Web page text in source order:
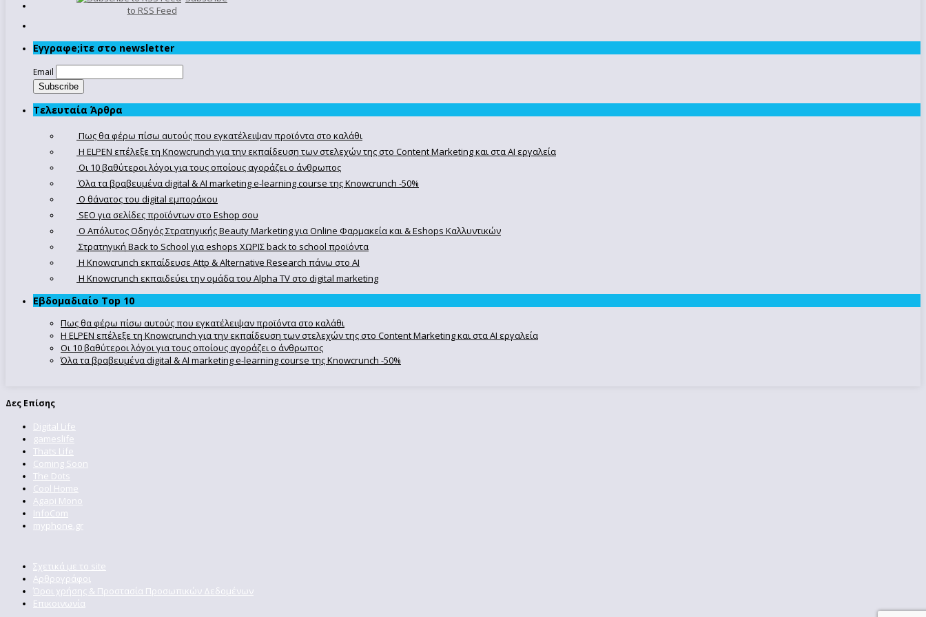
to RSS Feed
Εγγραφe;iτε στο newsletter
Email
Τελευταία Άρθρα
Πως θα φέρω πίσω αυτούς που εγκατέλειψαν προϊόντα στο καλάθι
Η ELPEN επέλεξε τη Knowcrunch για την εκπαίδευση των στελεχών της στο Content Marketing και στα AI εργαλεία
Οι 10 βαθύτεροι λόγοι για τους οποίους αγοράζει ο άνθρωπος
Όλα τα βραβευμένα digital & AI marketing e-learning course της Knowcrunch -50%
Ο θάνατος του digital εμποράκου
SEO για σελίδες προϊόντων στο Eshop σου
Ο Απόλυτoς Οδηγός Στρατηγικής Beauty Marketing για Online Φαρμακεία και & Eshops Καλλυντικών
Στρατηγική Back to School για eshops ΧΩΡΙΣ back to school προϊόντα
Η Knowcrunch εκπαίδευσε Attp & Alternative Research πάνω στο ΑΙ
Η Knowcrunch εκπαιδεύει την ομάδα του Alpha TV στο digital marketing
Εβδομαδιαίο Top 10
Πως θα φέρω πίσω αυτούς που εγκατέλειψαν προϊόντα στο καλάθι
Η ELPEN επέλεξε τη Knowcrunch για την εκπαίδευση των στελεχών της στο Content Marketing και στα AI εργαλεία
Οι 10 βαθύτεροι λόγοι για τους οποίους αγοράζει ο άνθρωπος
Όλα τα βραβευμένα digital & AI marketing e-learning course της Knowcrunch -50%
Δες Επίσης
Digital Life
gameslife
Thats Life
Coming Soon
The Dots
Cool Home
Agapi Mono
InfoCom
myphone.gr
Σχετικά με το site
Αρθρογράφοι
Όροι χρήσης & Προστασία Προσωπικών Δεδομένων
Επικοινωνία